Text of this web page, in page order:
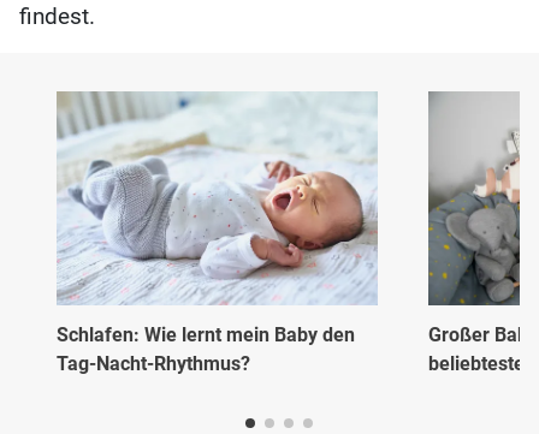
findest.
Schlafen: Wie lernt mein Baby den
Tag-Nacht-Rhythmus?
Großer